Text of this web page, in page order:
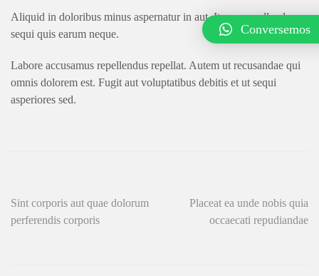
Aliquid in doloribus minus aspernatur in aut. Itaque repellendus
sequi quis earum neque.
Labore accusamus repellendus repellat. Autem ut recusandae qui
omnis dolorem est. Fugit aut voluptatibus debitis et ut sequi
asperiores sed.
Navegación
de
Sint corporis aut quae dolorum
perferendis corporis
Placeat ea unde nobis quia
occaecati repudiandae
Conversemos